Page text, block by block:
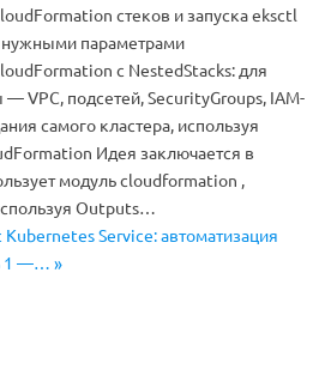
стеков и запуска eksctl
нужными параметрами
с NestedStacks: для
VPC, подсетей, SecurityGroups, IAM-
самого кластера, используя
Идея заключается в
модуль cloudformation ,
Outputs…
Kubernetes Service: автоматизация
1 —… »